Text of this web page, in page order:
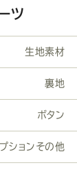
ツ
生地素材
裏地
ボタン
ションその他